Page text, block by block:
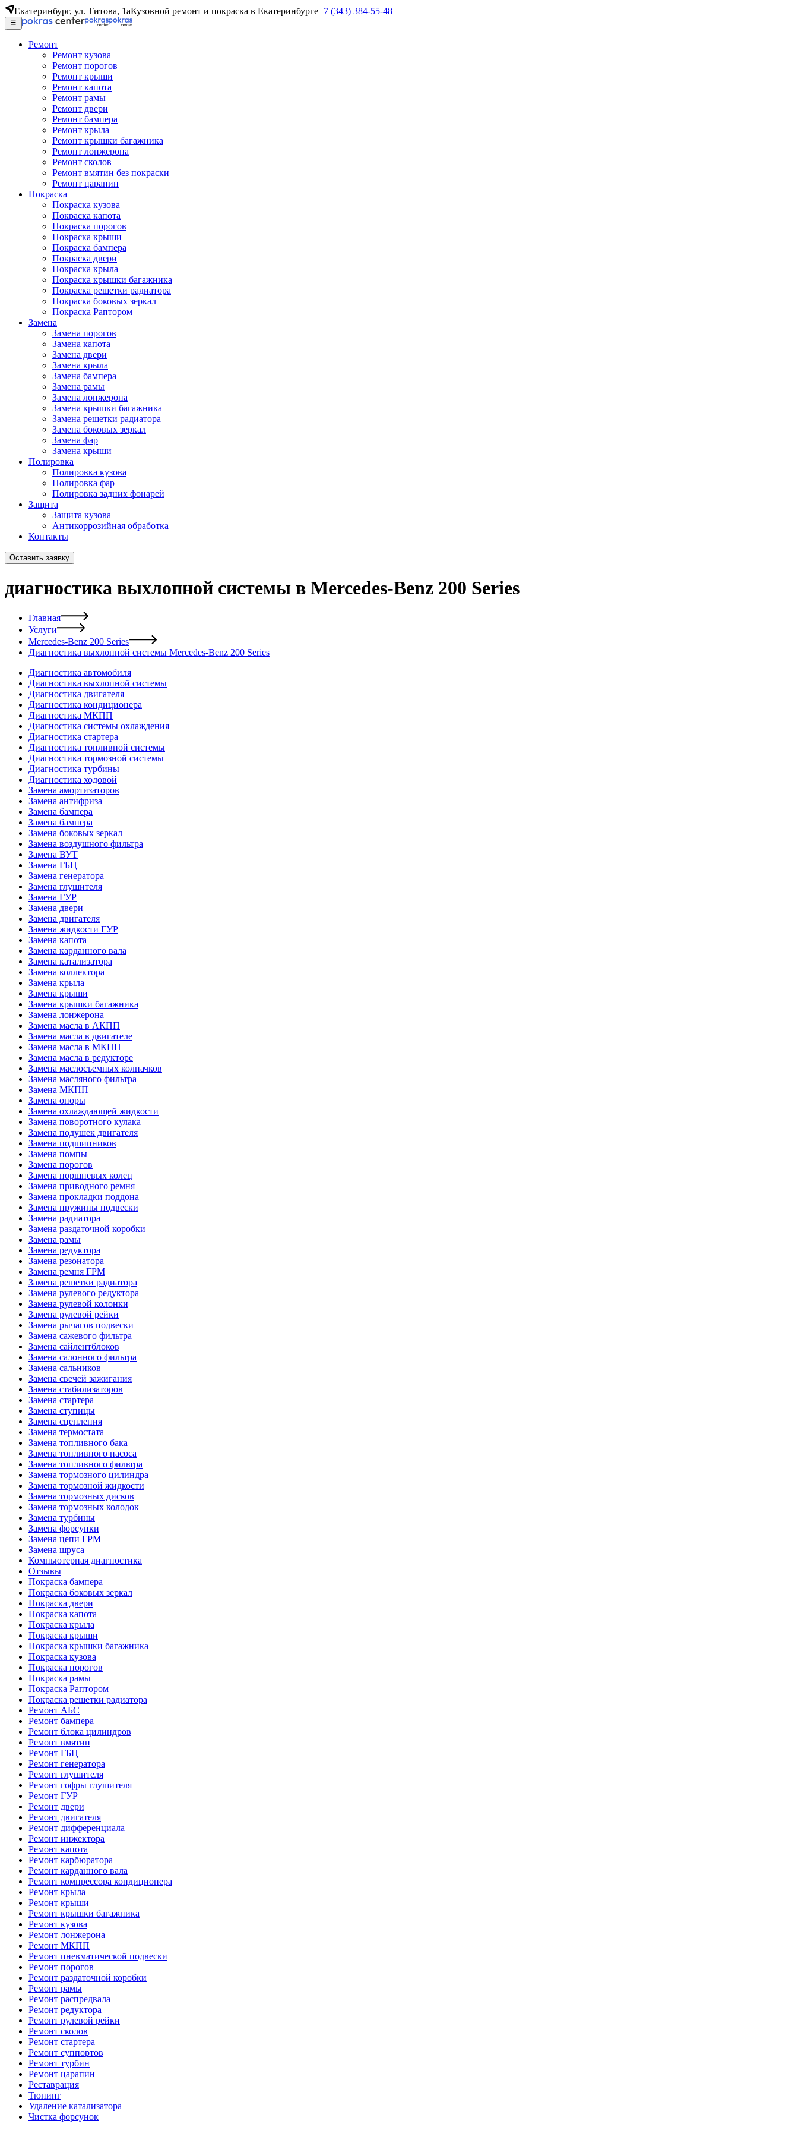
Екатеринбург, ул. Титова, 1аКузовной ремонт и покраска в Екатеринбурге+7 (343) 384-55-48
Ремонт
Ремонт кузова
Ремонт порогов
Ремонт крыши
Ремонт капота
Ремонт рамы
Ремонт двери
Ремонт бампера
Ремонт крыла
Ремонт крышки багажника
Ремонт лонжерона
Ремонт сколов
Ремонт вмятин без покраски
Ремонт царапин
Покраска
Покраска кузова
Покраска капота
Покраска порогов
Покраска крыши
Покраска бампера
Покраска двери
Покраска крыла
Покраска крышки багажника
Покраска решетки радиатора
Покраска боковых зеркал
Покраска Раптором
Замена
Замена порогов
Замена капота
Замена двери
Замена крыла
Замена бампера
Замена рамы
Замена лонжерона
Замена крышки багажника
Замена решетки радиатора
Замена боковых зеркал
Замена фар
Замена крыши
Полировка
Полировка кузова
Полировка фар
Полировка задних фонарей
Защита
Защита кузова
Антикоррозийная обработка
Контакты
Оставить заявку
диагностика выхлопной системы в Mercedes-Benz 200 Series
Главная
Услуги
Mercedes-Benz 200 Series
Диагностика выхлопной системы Mercedes-Benz 200 Series
Диагностика автомобиля
Диагностика выхлопной системы
Диагностика двигателя
Диагностика кондиционера
Диагностика МКПП
Диагностика системы охлаждения
Диагностика стартера
Диагностика топливной системы
Диагностика тормозной системы
Диагностика турбины
Диагностика ходовой
Замена амортизаторов
Замена антифриза
Замена бампера
Замена бампера
Замена боковых зеркал
Замена воздушного фильтра
Замена ВУТ
Замена ГБЦ
Замена генератора
Замена глушителя
Замена ГУР
Замена двери
Замена двигателя
Замена жидкости ГУР
Замена капота
Замена карданного вала
Замена катализатора
Замена коллектора
Замена крыла
Замена крыши
Замена крышки багажника
Замена лонжерона
Замена масла в АКПП
Замена масла в двигателе
Замена масла в МКПП
Замена масла в редукторе
Замена маслосъемных колпачков
Замена масляного фильтра
Замена МКПП
Замена опоры
Замена охлаждающей жидкости
Замена поворотного кулака
Замена подушек двигателя
Замена подшипников
Замена помпы
Замена порогов
Замена поршневых колец
Замена приводного ремня
Замена прокладки поддона
Замена пружины подвески
Замена радиатора
Замена раздаточной коробки
Замена рамы
Замена редуктора
Замена резонатора
Замена ремня ГРМ
Замена решетки радиатора
Замена рулевого редуктора
Замена рулевой колонки
Замена рулевой рейки
Замена рычагов подвески
Замена сажевого фильтра
Замена сайлентблоков
Замена салонного фильтра
Замена сальников
Замена свечей зажигания
Замена стабилизаторов
Замена стартера
Замена ступицы
Замена сцепления
Замена термостата
Замена топливного бака
Замена топливного насоса
Замена топливного фильтра
Замена тормозного цилиндра
Замена тормозной жидкости
Замена тормозных дисков
Замена тормозных колодок
Замена турбины
Замена форсунки
Замена цепи ГРМ
Замена шруса
Компьютерная диагностика
Отзывы
Покраска бампера
Покраска боковых зеркал
Покраска двери
Покраска капота
Покраска крыла
Покраска крыши
Покраска крышки багажника
Покраска кузова
Покраска порогов
Покраска рамы
Покраска Раптором
Покраска решетки радиатора
Ремонт АБС
Ремонт бампера
Ремонт блока цилиндров
Ремонт вмятин
Ремонт ГБЦ
Ремонт генератора
Ремонт глушителя
Ремонт гофры глушителя
Ремонт ГУР
Ремонт двери
Ремонт двигателя
Ремонт дифференциала
Ремонт инжектора
Ремонт капота
Ремонт карбюратора
Ремонт карданного вала
Ремонт компрессора кондиционера
Ремонт крыла
Ремонт крыши
Ремонт крышки багажника
Ремонт кузова
Ремонт лонжерона
Ремонт МКПП
Ремонт пневматической подвески
Ремонт порогов
Ремонт раздаточной коробки
Ремонт рамы
Ремонт распредвала
Ремонт редуктора
Ремонт рулевой рейки
Ремонт сколов
Ремонт стартера
Ремонт суппортов
Ремонт турбин
Ремонт царапин
Реставрация
Тюнинг
Удаление катализатора
Чистка форсунок